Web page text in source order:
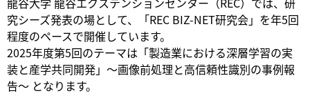
究シーズ発表の場として、「REC BIZ-NET研究会」を年5回
程度のペースで開催しています。
2025年度第5回のテーマは「製造業における深層学習の実
装と産学共同開発」～画像前処理と高信頼性識別の事例報
告～ となります。